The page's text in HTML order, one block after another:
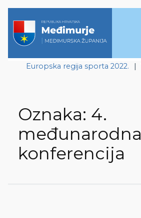
Europska regija sporta 2022. |
Oznaka: 4.
međunarodna
konferencija